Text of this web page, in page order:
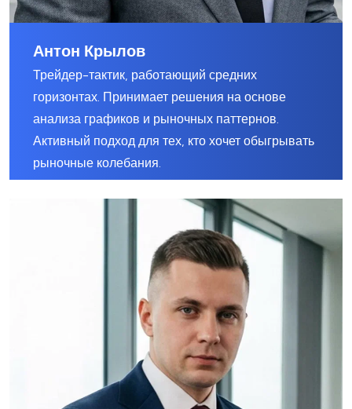
Антон Крылов
Трейдер-тактик, работающий средних
горизонтах. Принимает решения на основе
анализа графиков и рыночных паттернов.
Активный подход для тех, кто хочет обыгрывать
рыночные колебания.